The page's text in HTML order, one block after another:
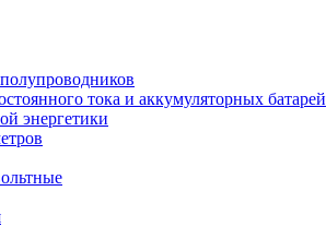
тока и аккумуляторных батарей
энергетики